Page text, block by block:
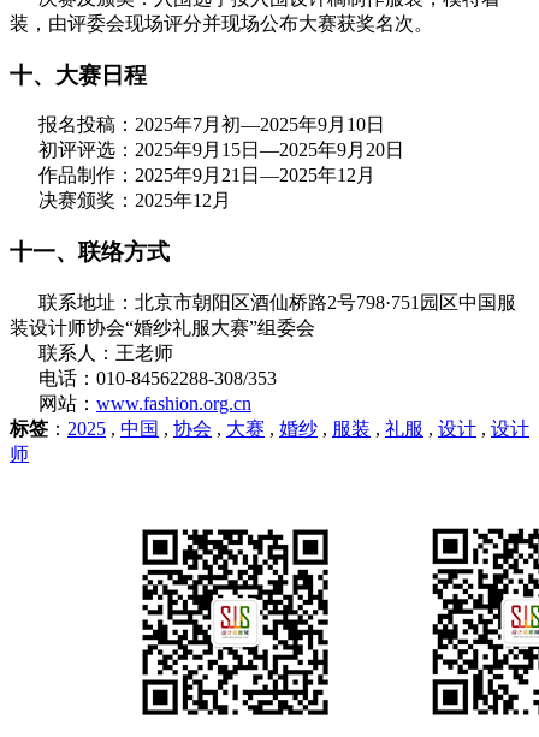
装，由评委会现场评分并现场公布大赛获奖名次。
十、大赛日程
报名投稿：2025年7月初—2025年9月10日
初评评选：2025年9月15日—2025年9月20日
作品制作：2025年9月21日—2025年12月
决赛颁奖：2025年12月
十一、联络方式
联系地址：北京市朝阳区酒仙桥路2号798·751园区中国服
装设计师协会“婚纱礼服大赛”组委会
联系人：王老师
电话：010-84562288-308/353
网站： www.fashion.org.cn
标签 ： 2025 , 中国 , 协会 , 大赛 , 婚纱 , 服装 , 礼服 , 设计 , 设计
师